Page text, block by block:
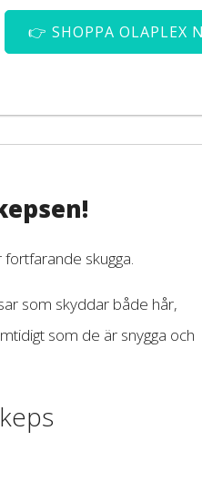
👉 SHOPPA OLAPLEX
skugga.
som skyddar både hår,
som de är snygga och